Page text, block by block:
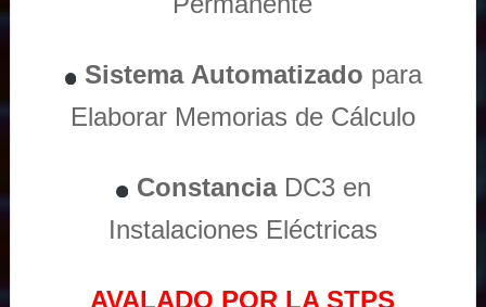
Sistema Automatizado para
Elaborar Memorias de Cálculo
ConstanciaDC3 en
Instalaciones Eléctricas
AVALADO POR LA STPS